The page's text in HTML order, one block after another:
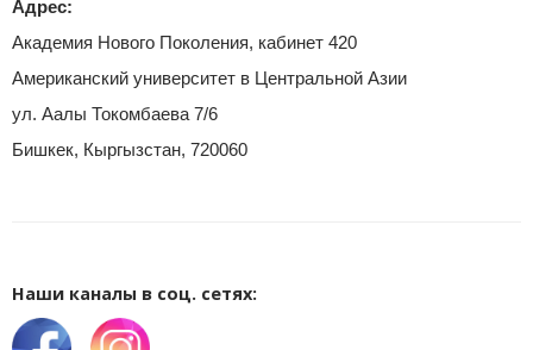
Адрес:
Академия Нового Поколения, кабинет 420
Американский университет в Центральной Азии
ул. Аалы Токомбаева 7/6
Бишкек, Кыргызстан, 720060
Наши каналы в соц. сетях: